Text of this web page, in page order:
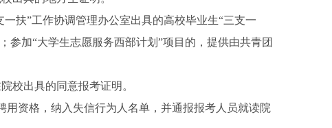
扶”工作协调管理办公室出具的高校毕业生“三支一
参加“大学生志愿服务西部计划”项目的，提供由共青团
校出具的同意报考证明。
资格，纳入失信行为人名单，并通报报考人员就读院